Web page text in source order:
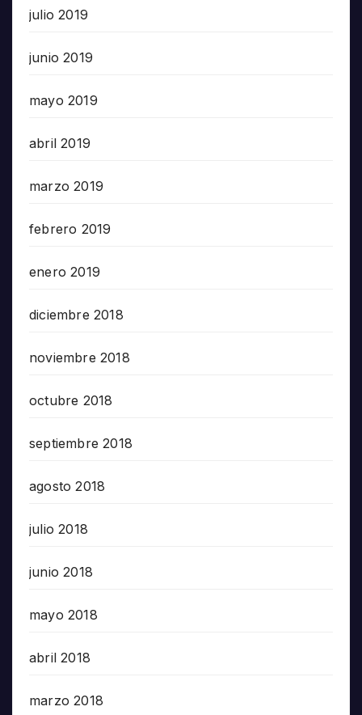
julio 2019
junio 2019
mayo 2019
abril 2019
marzo 2019
febrero 2019
enero 2019
diciembre 2018
noviembre 2018
octubre 2018
septiembre 2018
agosto 2018
julio 2018
junio 2018
mayo 2018
abril 2018
marzo 2018